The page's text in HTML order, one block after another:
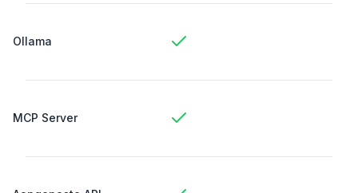
Ollama
MCP Server